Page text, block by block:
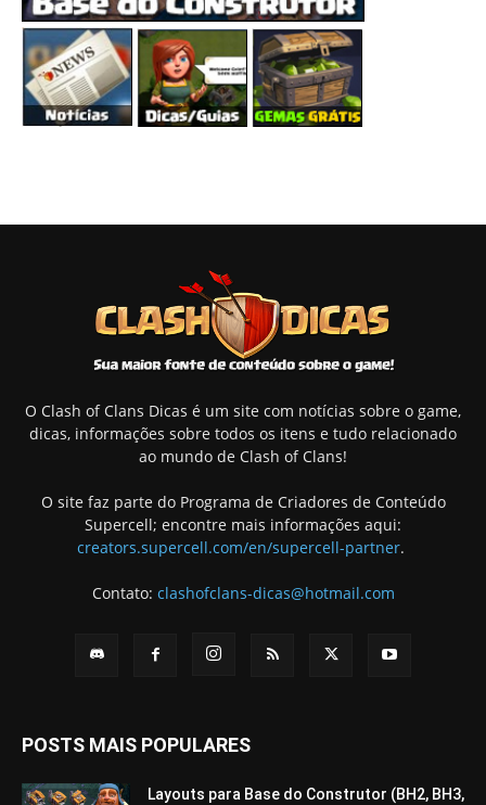
O Clash of Clans Dicas é um site com notícias sobre o game,
dicas, informações sobre todos os itens e tudo relacionado
ao mundo de Clash of Clans!
O site faz parte do Programa de Criadores de Conteúdo
Supercell; encontre mais informações aqui:
creators.supercell.com/en/supercell-partner.
Contato: clashofclans-dicas@hotmail.com
POSTS MAIS POPULARES
Layouts para Base do Construtor (BH2, BH3,